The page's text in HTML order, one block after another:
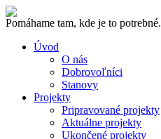
Pomáhame tam, kde je to potrebné.
Úvod
O nás
Dobrovoľníci
Stanovy
Projekty
Pripravované projekty
Aktuálne projekty
Ukončené projekty